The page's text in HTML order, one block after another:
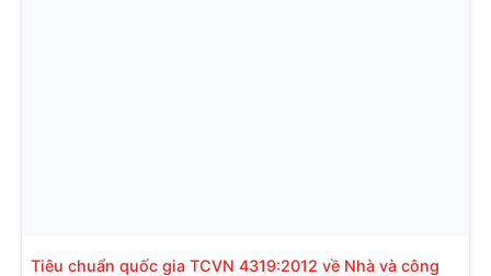
Tiêu chuẩn quốc gia TCVN 4319:2012 về Nhà và công